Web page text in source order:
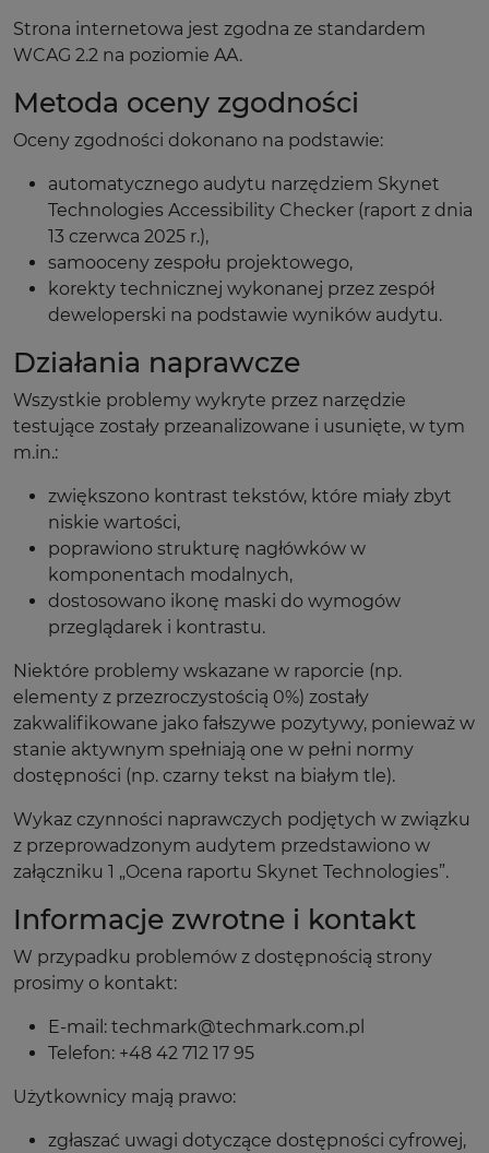
Strona internetowa jest zgodna ze standardem
WCAG 2.2 na poziomie AA.
Metoda oceny zgodności
Oceny zgodności dokonano na podstawie:
automatycznego audytu narzędziem Skynet
Technologies Accessibility Checker (raport z dnia
13 czerwca 2025 r.),
samooceny zespołu projektowego,
korekty technicznej wykonanej przez zespół
deweloperski na podstawie wyników audytu.
Działania naprawcze
Wszystkie problemy wykryte przez narzędzie
testujące zostały przeanalizowane i usunięte, w tym
m.in.:
zwiększono kontrast tekstów, które miały zbyt
niskie wartości,
poprawiono strukturę nagłówków w
komponentach modalnych,
dostosowano ikonę maski do wymogów
przeglądarek i kontrastu.
Niektóre problemy wskazane w raporcie (np.
elementy z przezroczystością 0%) zostały
zakwalifikowane jako fałszywe pozytywy, ponieważ w
stanie aktywnym spełniają one w pełni normy
dostępności (np. czarny tekst na białym tle).
Wykaz czynności naprawczych podjętych w związku
z przeprowadzonym audytem przedstawiono w
załączniku 1 „Ocena raportu Skynet Technologies”.
Informacje zwrotne i kontakt
W przypadku problemów z dostępnością strony
prosimy o kontakt:
E-mail: techmark@techmark.com.pl
Telefon: +48 42 712 17 95
Użytkownicy mają prawo:
zgłaszać uwagi dotyczące dostępności cyfrowej,